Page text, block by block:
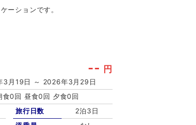
ーションです。
-- 円
3月19日 ～ 2026年3月29日
食0回 昼食0回 夕食0回
旅行日数
2泊3日